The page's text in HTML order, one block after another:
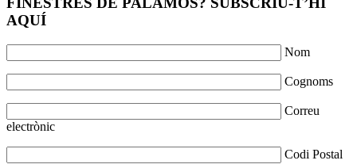
AQUÍ
Nom
Cognoms
Correu
electrònic
Codi Postal